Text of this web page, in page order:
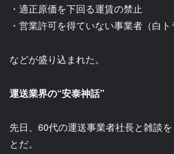
・適正原価を下回る運賃の禁止
・営業許可を得ていない事業者（白
などが盛り込まれた。
運送業界の“安泰神話”
先日、60代の運送事業者社長と雑談
とだ。